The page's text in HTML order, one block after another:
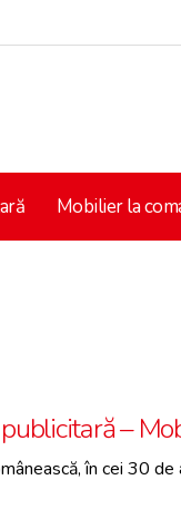
Mobilier la
–
în cei 30 de